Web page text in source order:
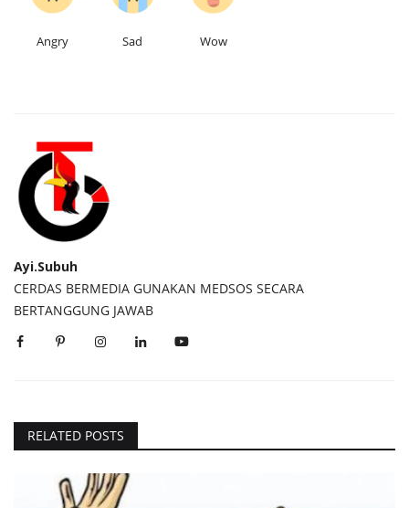
Angry Sad Wow
Ayi.Subuh
CERDAS BERMEDIA GUNAKAN MEDSOS SECARA
BERTANGGUNG JAWAB
RELATED POSTS